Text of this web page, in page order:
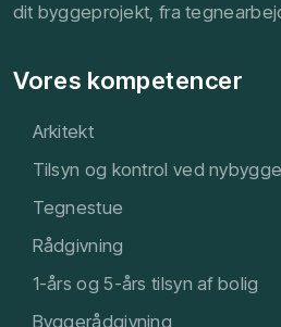
dit byggeprojekt, fra
Vores kompetencer
Arkitekt
​Tilsyn og kontrol ved
Tegnestue
Rådgivning
1-års og 5-års tilsyn af bolig
Byggerådgivning